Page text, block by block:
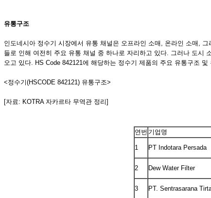
유통구조
인도네시아 정수기 시장에서 유통 채널은 오프라인 소매, 온라인 소매,
들로 인해 여전히 주요 유통 채널 중 하나로 자리하고 있다. 그러나 도시
오고 있다. HS Code 842121에 해당하는 정수기 제품의 주요 유통구조
<정수기(HSCODE 842121) 유통구조>
[자료: KOTRA 자카르타 무역관 정리]
연번 기업명
1 PT Indotara Persada
2 Dew Water Filter
3 PT. Sentrasarana